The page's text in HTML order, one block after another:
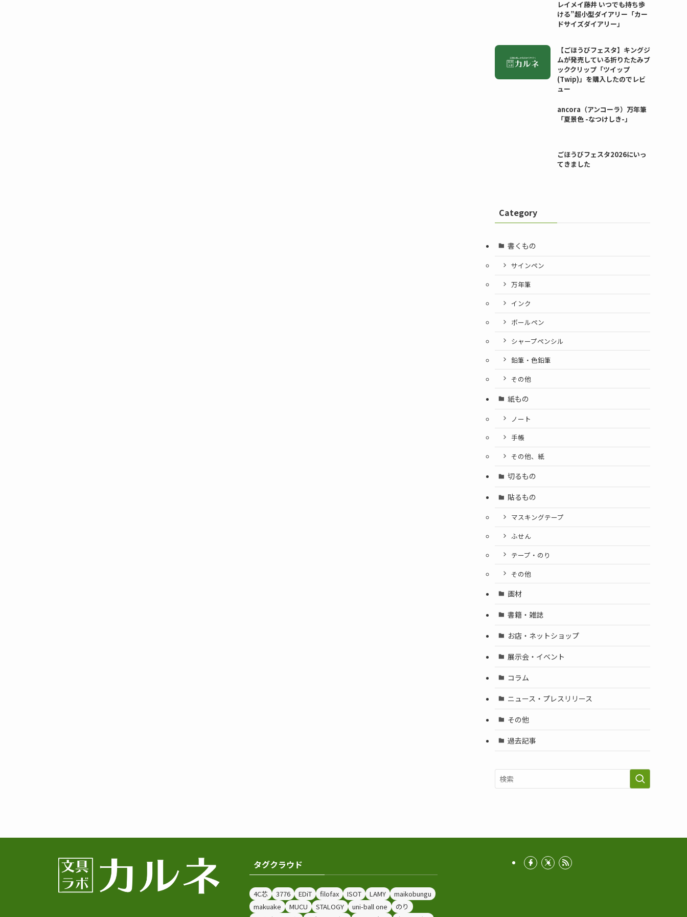
レイメイ藤井 いつでも持ち歩
ける”超小型ダイアリー「カー
ドサイズダイアリー」
【ごほうびフェスタ】キングジ
ムが発売している折りたたみブ
ッククリップ「ツイップ
(Twip)」を購入したのでレビ
ュー
ancora（アンコーラ）万年筆
「夏景色 -なつけしき-」
ごほうびフェスタ2026にいっ
てきました
Category
書くもの
サインペン
万年筆
インク
ボールペン
シャープペンシル
鉛筆・色鉛筆
その他
紙もの
ノート
手帳
その他、紙
切るもの
貼るもの
マスキングテープ
ふせん
テープ・のり
その他
画材
書籍・雑誌
お店・ネットショップ
展示会・イベント
コラム
ニュース・プレスリリース
その他
過去記事
タグクラウド
4C芯 3776 EDiT filofax ISOT LAMY
maikobungu
makuake
MUCU STALOGY uni-ball one
のり